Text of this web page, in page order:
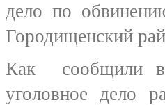
дело по
Городищенский
Как сообщили в
уголовное дело